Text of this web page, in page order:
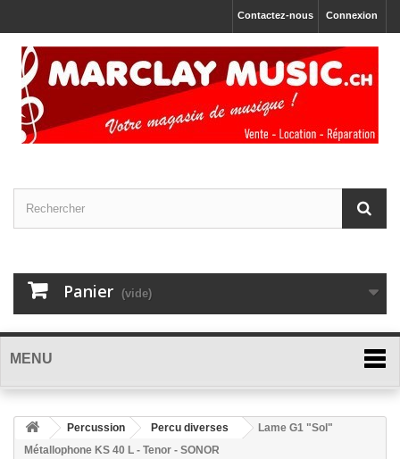
Connexion
Contactez-nous
Panier (vide)
MENU
Percussion Percu diverses
Lame G1 "Sol"
Métallophone KS 40 L - Tenor - SONOR